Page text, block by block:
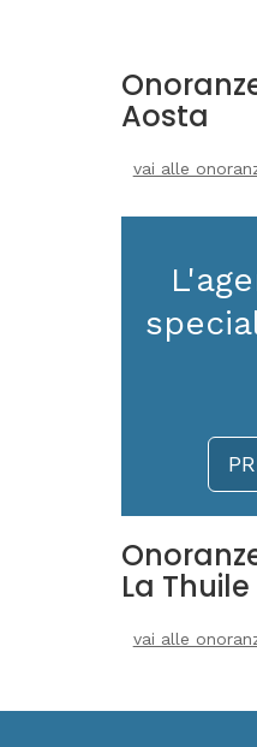
Aosta
vai alle
La Thuile
vai alle